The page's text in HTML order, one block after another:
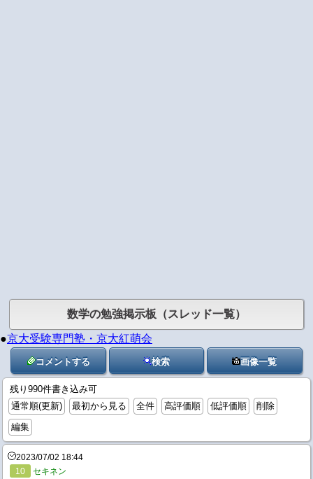
数学の勉強掲示板（スレッド一覧）
●京大受験専門塾・京大紅萌会
コメントする 検索 画像一覧
残り990件書き込み可
通常順(更新)
最初から見る 全件 高評価順 低評価順
削除
編集
2023/07/02 18:44
10
セキネン